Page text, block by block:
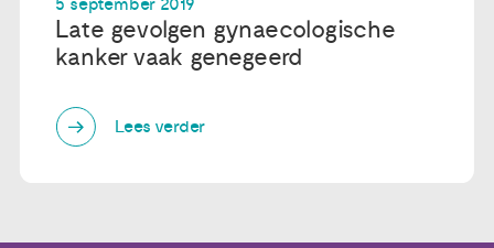
Late gevolgen gynaecologische
kanker vaak genegeerd
Lees verder